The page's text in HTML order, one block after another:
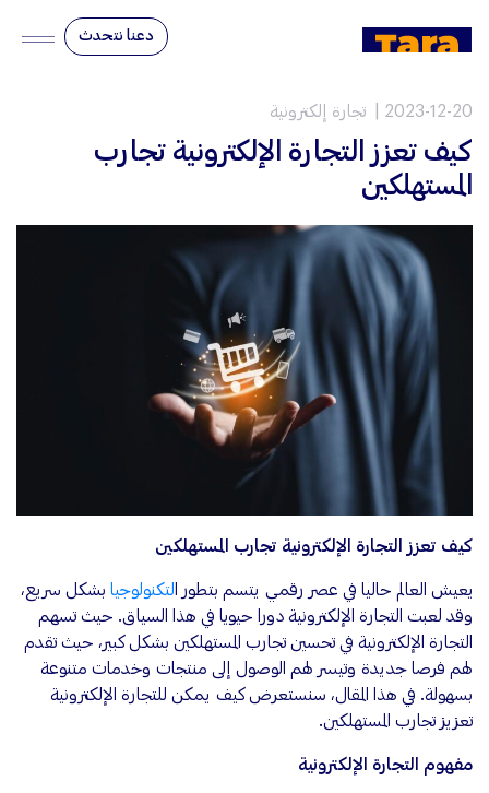
دعنا نتحدث
2023-12-20 تجارة إلكترونية
كيف تعزز التجارة الإلكترونية تجارب
المستهلكين
كيف تعزز التجارة الإلكترونية تجارب المستهلكين
يعيش العالم حاليا في عصر رقمي يتسم بتطور ا لتكنولوجيا بشكل سريع،
وقد لعبت التجارة الإلكترونية دورا حيويا في هذا السياق. حيث تسهم
التجارة الإلكترونية في تحسين تجارب المستهلكين بشكل كبير، حيث تقدم
لهم فرصا جديدة وتيسر لهم الوصول إلى منتجات وخدمات متنوعة
بسهولة. في هذا المقال، سنستعرض كيف يمكن للتجارة الإلكترونية
تعزيز تجارب المستهلكين.
مفهوم التجارة الإلكترونية